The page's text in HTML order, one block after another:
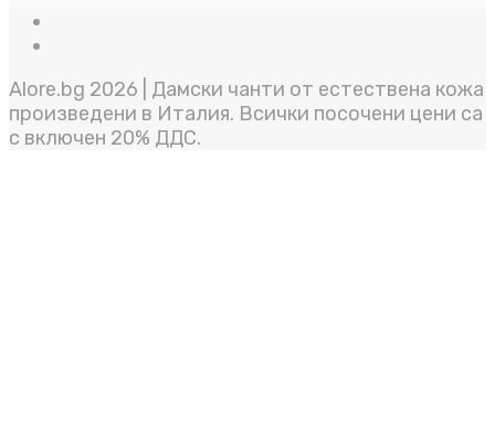
Alore.bg 2026 | Дамски чанти от естествена кожа
произведени в Италия. Всички посочени цени са
с включен 20% ДДС.